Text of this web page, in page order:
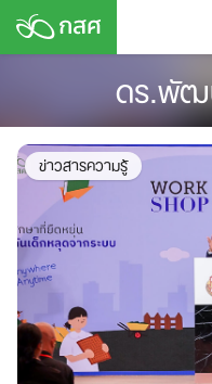
Skip
ดร.พั
ข่าวสารความรู้